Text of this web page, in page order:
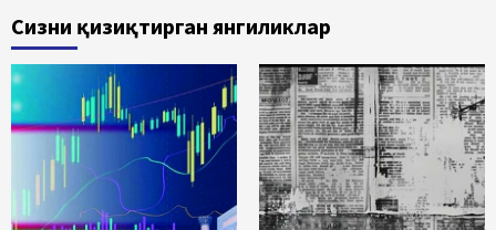
Сизни қизиқтирган янгиликлар